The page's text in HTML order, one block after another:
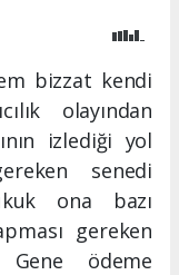
bizzat kendi
olayından
izlediği yol
senedi
ona bazı
gereken
ödeme